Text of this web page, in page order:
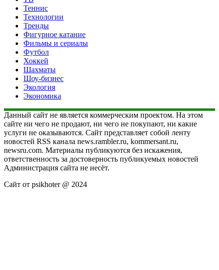
Теннис
Технологии
Тренды
Фигурное катание
Фильмы и сериалы
Футбол
Хоккей
Шахматы
Шоу-бизнес
Экология
Экономика
Данный сайт не является коммерческим проектом. На этом
сайте ни чего не продают, ни чего не покупают, ни какие
услуги не оказываются. Сайт представляет собой ленту
новостей RSS канала news.rambler.ru, kommersant.ru,
newsru.com. Материалы публикуются без искажения,
ответственность за достоверность публикуемых новостей
Администрация сайта не несёт.
Сайт от psikhoter @ 2024